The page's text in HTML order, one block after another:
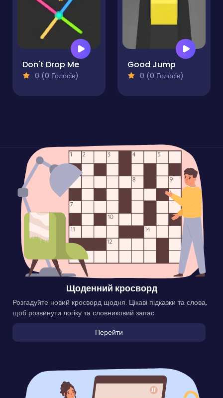
Don't Drop Me
0 (0 Голосів)
Good Jump
0 (0 Голосів)
Щоденний кросворд
Розгадуйте новий кросворд щодня. Цікаві підказки та слова,
щоб розвинути логіку та словниковий запас.
Перейти